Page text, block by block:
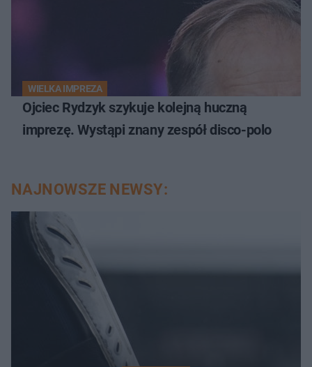
WIELKA IMPREZA
Ojciec Rydzyk szykuje kolejną huczną
imprezę. Wystąpi znany zespół disco-polo
NAJNOWSZE NEWSY: